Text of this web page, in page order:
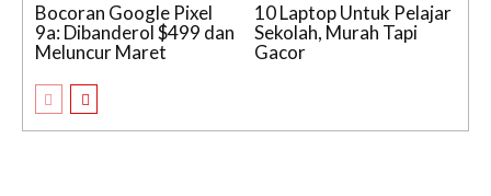
Bocoran Google Pixel
9a: Dibanderol $499 dan
Meluncur Maret
10 Laptop Untuk Pelajar
Sekolah, Murah Tapi
Gacor